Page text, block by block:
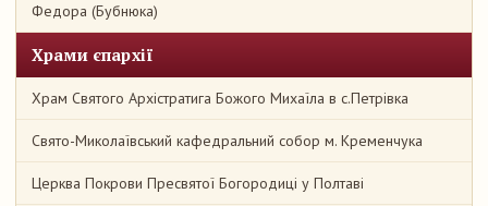
Федора (Бубнюка)
Храми єпархії
Храм Святого Архістратига Божого Михаїла в с.Петрівка
Свято-Миколаївський кафедральний собор м. Кременчука
Церква Покрови Пресвятої Богородиці у Полтаві